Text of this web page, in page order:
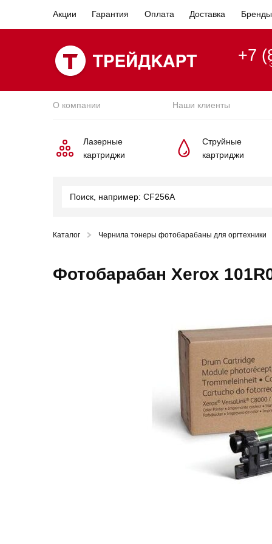
Акции Гарантия Оплата Доставка Бренды
+7
О компании Наши клиенты
Лазерные
картриджи
Струйные
картриджи
Каталог Чернила тонеры фотобарабаны для оргтехники
Фотобарабан Xerox